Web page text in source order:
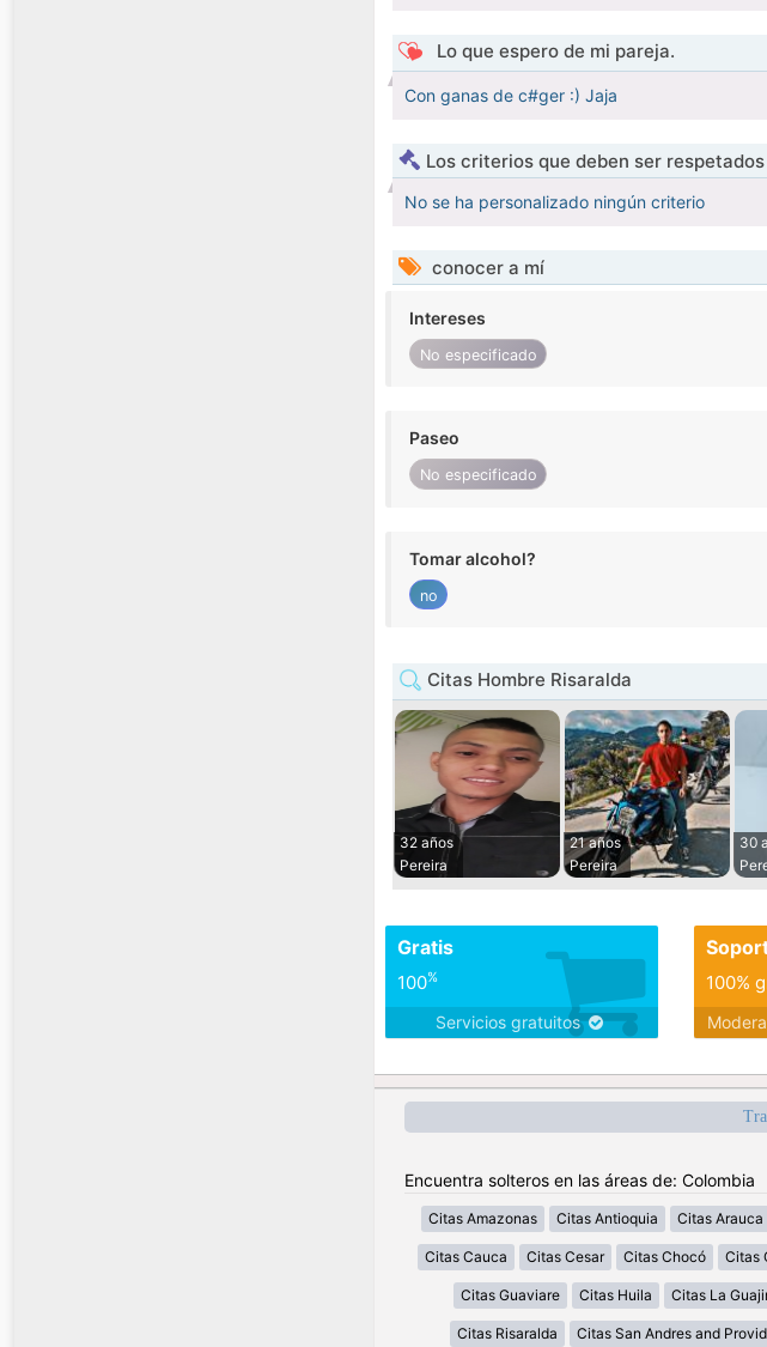
Lo que espero de mi pareja.
Con ganas de c#ger :) Jaja
Los criterios que deben ser respetados
No se ha personalizado ningún criterio
conocer a mí
Intereses
No especificado
Paseo
No especificado
Tomar alcohol?
no
Citas Hombre Risaralda
32 años
Pereira
21 años
Pereira
30
Gratis
100%
Servicios gratuitos
100%
Encuentra solteros en las áreas de: Colombia
Citas Amazonas Citas Antioquia Citas Arauca
Citas Cauca Citas Cesar Citas Chocó Citas
Citas Guaviare Citas Huila Citas La
Citas Risaralda Citas San Andres and